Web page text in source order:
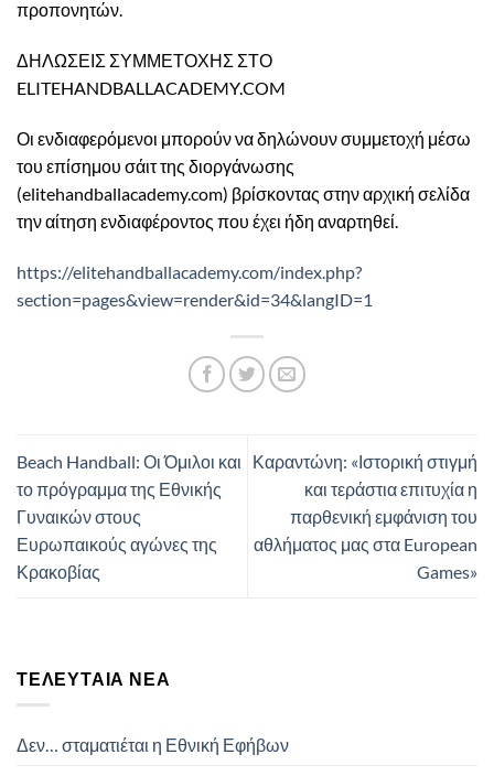
προπονητών.
ΔΗΛΩΣΕΙΣ ΣΥΜΜΕΤΟΧΗΣ ΣΤΟ
ELITEHANDBALLACADEMY.COM
Οι ενδιαφερόμενοι μπορούν να δηλώνουν συμμετοχή μέσω
του επίσημου σάιτ της διοργάνωσης
(elitehandballacademy.com) βρίσκοντας στην αρχική σελίδα
την αίτηση ενδιαφέροντος που έχει ήδη αναρτηθεί.
https://elitehandballacademy.com/index.php?
section=pages&view=render&id=34&langID=1
Beach Handball: Οι Όμιλοι και
το πρόγραμμα της Εθνικής
Γυναικών στους
Ευρωπαικούς αγώνες της
Κρακοβίας
Καραντώνη: «Ιστορική στιγμή
και τεράστια επιτυχία η
παρθενική εμφάνιση του
αθλήματος μας στα European
Games»
ΤΕΛΕΥΤΑΊΑ ΝΈΑ
Δεν… σταματιέται η Εθνική Εφήβων